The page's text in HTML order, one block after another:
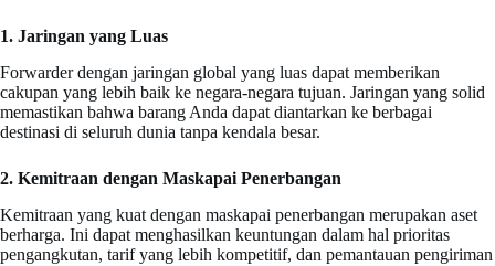
1. Jaringan yang Luas
Forwarder dengan jaringan global yang luas dapat memberikan
cakupan yang lebih baik ke negara-negara tujuan. Jaringan yang solid
memastikan bahwa barang Anda dapat diantarkan ke berbagai
destinasi di seluruh dunia tanpa kendala besar.
2. Kemitraan dengan Maskapai Penerbangan
Kemitraan yang kuat dengan maskapai penerbangan merupakan aset
berharga. Ini dapat menghasilkan keuntungan dalam hal prioritas
pengangkutan, tarif yang lebih kompetitif, dan pemantauan pengiriman